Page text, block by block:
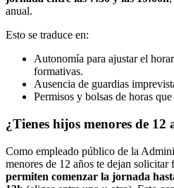
anual.
Esto se traduce en:
Autonomía para ajustar el
formativas.
Ausencia de guardias
Permisos y bolsas de horas
¿Tienes hijos menores de 12
Como empleado público de la
menores de 12 años te dejan
permiten comenzar la jornada